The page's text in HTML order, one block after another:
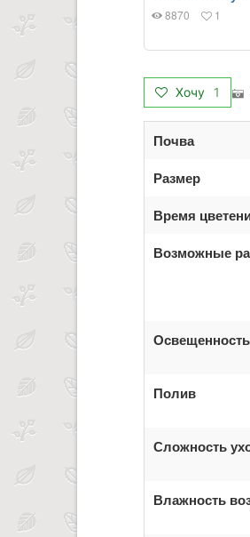
8870 1
Хочу 1
Почва
Размер
Время
Возможные
Освещенность
Полив
Сложность
Влажность